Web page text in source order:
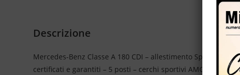
Descrizione
Mercedes-Benz Classe A 180 CDI – allestimento Sport –
certificati e garantiti – 5 posti – cerchi sportivi AMG in lega